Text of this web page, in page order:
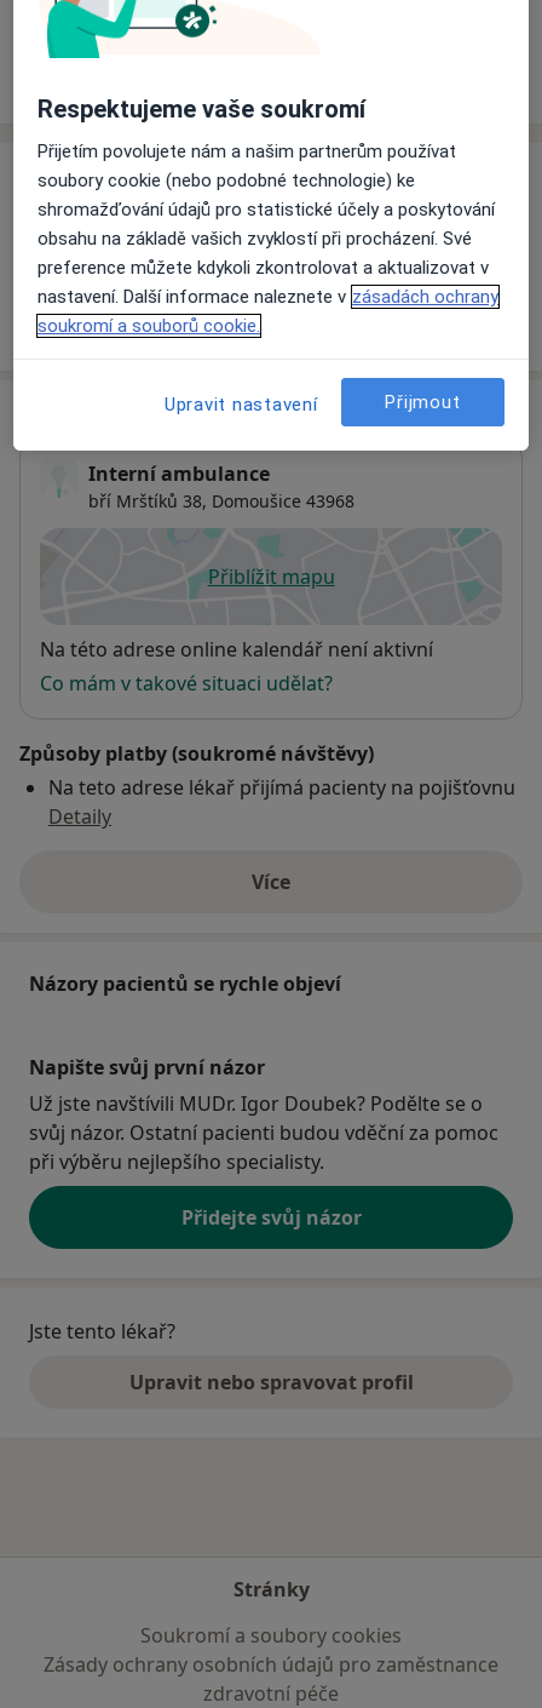
Ceník
Informace o službách a cenách nejsou k dispozici
Tento specialista ještě nepřidával žádné informace o
svých službách.
Interní ambulance
bří Mrštíků 38, Domoušice 43968
Přiblížit mapuse otevře v nové záložce
Dostupnost
Na této adrese online kalendář není aktivní
Co mám v takové situaci udělat?
Způsoby platby (soukromé návštěvy)
Na teto adrese lékař přijímá pacienty na pojišťovnu
Detaily
Víceo adrese
Názory pacientů se rychle objeví
Napište svůj první názor
Už jste navštívili MUDr. Igor Doubek? Podělte se o
svůj názor. Ostatní pacienti budou vděční za pomoc
při výběru nejlepšího specialisty.
Přidejte svůj názor
Jste tento lékař?
Upravit nebo spravovat profil
Stránky
Soukromí a soubory cookies
Zásady ochrany osobních údajů pro zaměstnance
zdravotní péče
Respektujeme vaše soukromí
Přijetím povolujete nám a našim partnerům používat
soubory cookie (nebo podobné technologie) ke
shromažďování údajů pro statistické účely a poskytování
obsahu na základě vašich zvyklostí při procházení. Své
preference můžete kdykoli zkontrolovat a aktualizovat v
nastavení. Další informace naleznete v zásadách ochrany
soukromí a souborů cookie.
Upravit nastavení Přijmout